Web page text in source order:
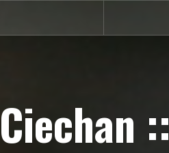
::